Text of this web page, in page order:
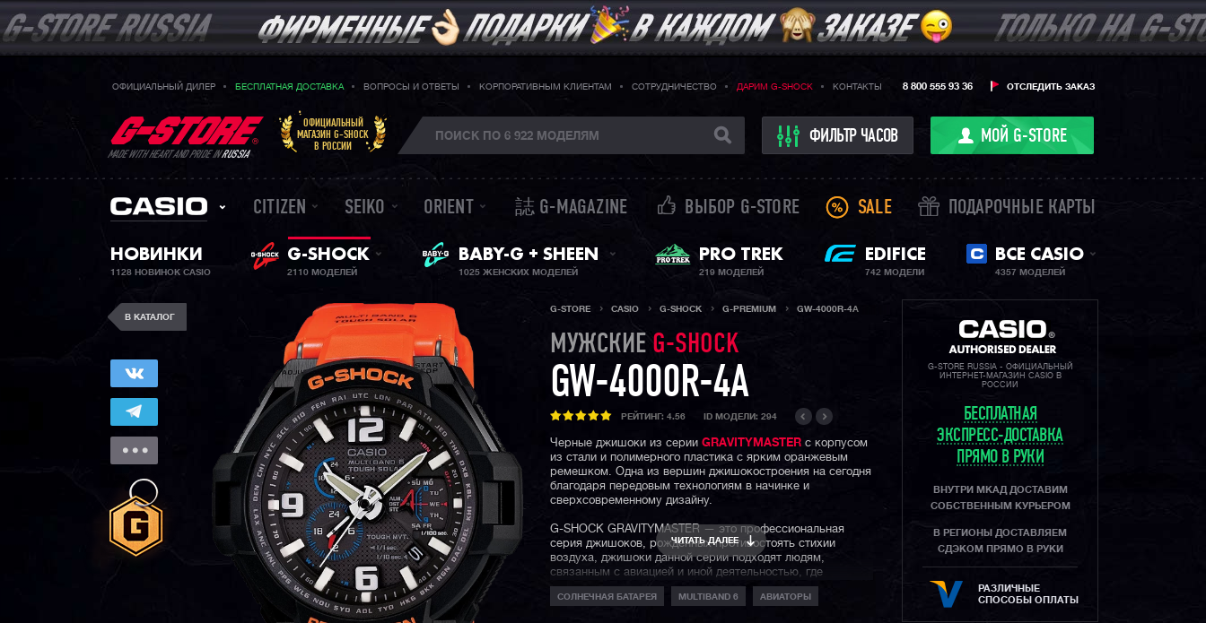
ОФИЦИАЛЬНЫЙ ДИЛЕР БЕСПЛАТНАЯ ДОСТАВКА ВОПРОСЫ И ОТВЕТЫ КОРПОРАТИВНЫМ КЛИЕНТАМ СОТРУДНИЧЕСТВО ДАРИМ G-SHOCK КОНТАКТЫ ОТСЛЕДИТЬ ЗАКАЗ
8 800 555 93 36
MADE WITH HEART AND PRIDE INRUSSIA
ОФИЦИАЛЬНЫЙ
МАГАЗИН G-SHOCK
В РОССИИ
ФИЛЬТР ЧАСОВ МОЙ G-STORE
CITIZEN SEIKO ORIENT 誌 G-MAGAZINE ВЫБОР G-STORE SALE ПОДАРОЧНЫЕ КАРТЫ
НОВИНКИ
1128 НОВИНОК CASIO
G-SHOCK
2110 МОДЕЛЕЙ
BABY-G + SHEEN
ЖЕНСКИЕ ЧАСЫ
1025 ЖЕНСКИХ МОДЕЛЕЙ
PRO TREK
219 МОДЕЛЕЙ
EDIFICE
742 МОДЕЛИ
ВСЕ CASIO
4357 МОДЕЛЕЙ
В КАТАЛОГ
G-STORE CASIO G-SHOCK G-PREMIUM GW-4000R-4A
МУЖСКИЕ G-SHOCK
GW-4000R-4A
РЕЙТИНГ: 4.56 ID МОДЕЛИ: 294
Черные джишоки из серии GRAVITYMASTER с корпусом
из стали и полимерного пластика с ярким оранжевым
ремешком. Одна из вершин джишокостроения на сегодня
благодаря передовым технологиям в начинке и
сверхсовременному дизайну.
G-SHOCK GRAVITYMASTER — это профессиональная
серия джишоков, рожденных противостоять стихии
воздуха, джишоки данной серии подходят людям,
связанным с авиацией и иной деятельностью, где
необходимо быстро в движении получать всю
информацию с датчиков часов.
ЧИТАТЬ ДАЛЕЕ
СОЛНЕЧНАЯ БАТАРЕЯ MULTIBAND 6 АВИАТОРЫ
G-STORE RUSSIA - ОФИЦИАЛЬНЫЙ
ИНТЕРНЕТ-МАГАЗИН CASIO В
РОССИИ
БЕСПЛАТНАЯ
ЭКСПРЕСС-ДОСТАВКА
ПРЯМО В РУКИ
ВНУТРИ МКАД ДОСТАВИМ
СОБСТВЕННЫМ КУРЬЕРОМ
В РЕГИОНЫ ДОСТАВЛЯЕМ
СДЭКОМ ПРЯМО В РУКИ
РАЗЛИЧНЫЕ
СПОСОБЫ ОПЛАТЫ